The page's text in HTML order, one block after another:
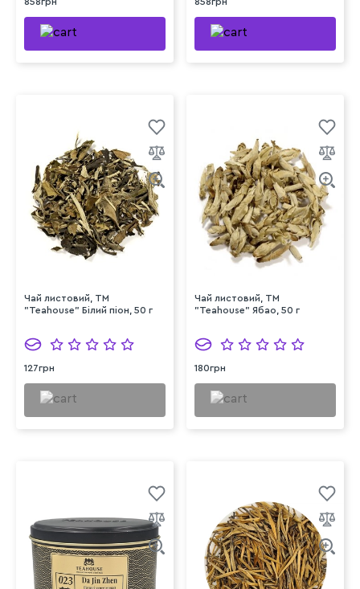
858грн 858грн
Чай листовий, ТМ
"Teahouse" Білий піон, 50 г
127грн
Чай листовий, ТМ
"Teahouse" Ябао, 50 г
180грн